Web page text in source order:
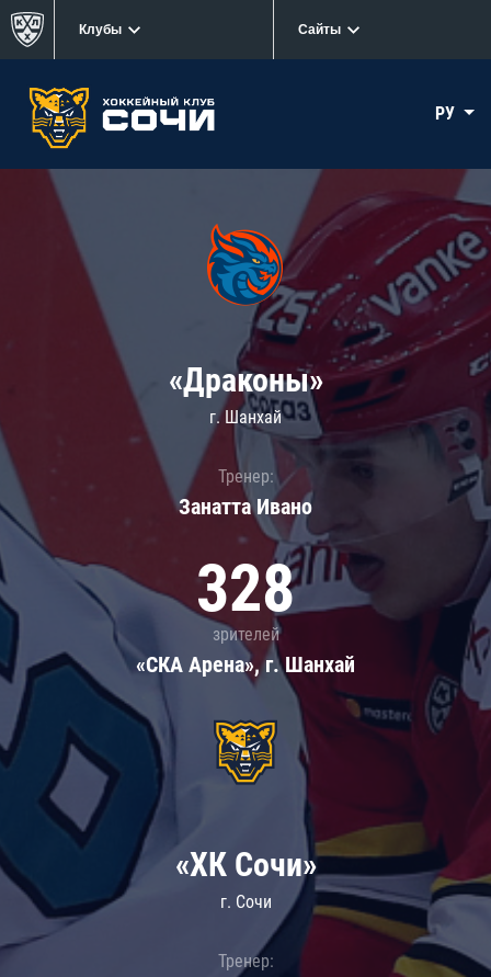
Клубы Сайты
РУ
«Драконы»
г. Шанхай
Тренер:
Занатта Иванo
328
зрителей
«СКА Арена», г. Шанхай
«ХК Сочи»
г. Сочи
Тренер: